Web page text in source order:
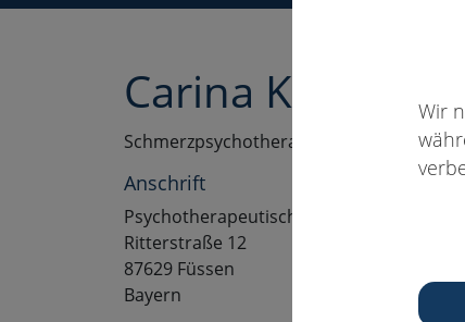
Wir
Carina Kuhn,
Schmerzpsychotherapeut:in
Anschrift
Psychotherapeutische Praxis
Ritterstraße 12
87629 Füssen
Bayern